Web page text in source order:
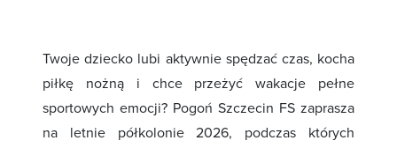
Twoje dziecko lubi aktywnie spędzać czas, kocha
piłkę nożną i chce przeżyć wakacje pełne
sportowych emocji? Pogoń Szczecin FS zaprasza
na letnie półkolonie 2026, podczas których